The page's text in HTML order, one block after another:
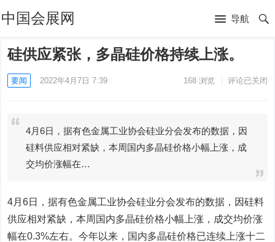
中国会展网 导航
硅供应紧张，多晶硅价格持续上涨。
要闻 2022年4月7日 7:39 168浏览 评论已关闭
4月6日，据有色金属工业协会硅业分会发布的数据，因
硅料供应相对紧缺，本周国内多晶硅价格小幅上涨，成
交均价涨幅在…
4月6日，据有色金属工业协会硅业分会发布的数据，因硅料
供应相对紧缺，本周国内多晶硅价格小幅上涨，成交均价涨
幅在0.3%左右。今年以来，国内多晶硅价格已连续上涨十二